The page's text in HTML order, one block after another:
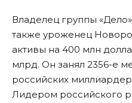
Владелец группы
также уроженец
активы на 400 млн
млрд. Он занял 2356-е
российских
Лидером российского